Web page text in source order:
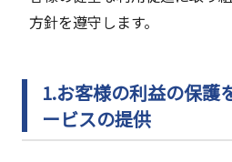
方針を遵守します。
1.お客様の利益の保護
ービスの提供